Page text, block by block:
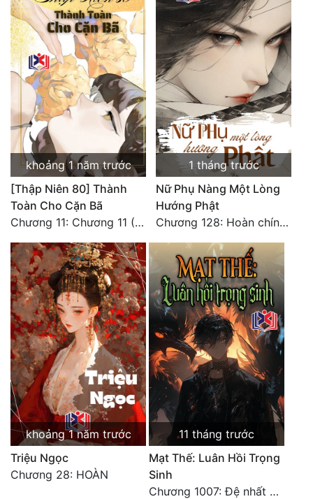
khoảng 1 năm trước
[Thập Niên 80] Thành
Toàn Cho Cặn Bã
Chương 11: Chương 11 (Hoàn)
1 tháng trước
Nữ Phụ Nàng Một Lòng
Hướng Phật
Chương 128: Hoàn chính văn
khoảng 1 năm trước
Triệu Ngọc
Chương 28: HOÀN
11 tháng trước
Mạt Thế: Luân Hồi Trọng
Sinh
Chương 1007: Đệ nhất bộ đạt thành